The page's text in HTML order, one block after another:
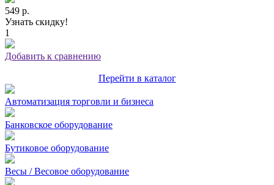
549 р.
Узнать скидку!
1
Добавить к сравнению
Перейти в каталог
Автоматизация торговли и бизнеса
Банковское оборудование
Бутиковое оборудование
Весы / Весовое оборудование